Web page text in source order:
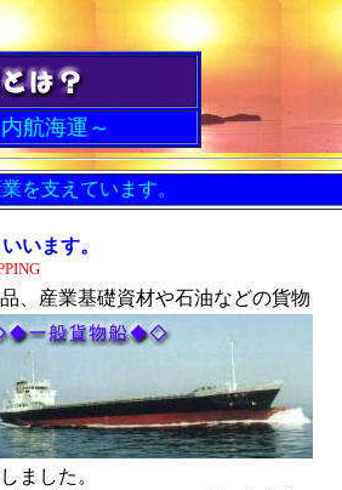
を支えています。
います。
、産業基礎資材や石油などの貨物
ました。